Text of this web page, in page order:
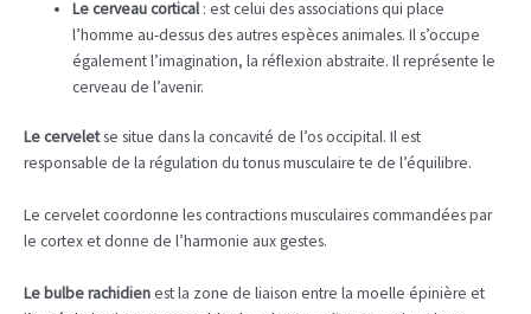
Le cerveau cortical: est celui des associations qui place
l’homme au-dessus des autres espèces animales. Il s’occupe
également l’imagination, la réflexion abstraite. Il représente le
cerveau de l’avenir.
Le cerveletse situe dans la concavité de l’os occipital. Il est
responsable de la régulation du tonus musculaire te de l’équilibre.
Le cervelet coordonne les contractions musculaires commandées par
le cortex et donne de l’harmonie aux gestes.
Le bulbe rachidienest la zone de liaison entre la moelle épinière et